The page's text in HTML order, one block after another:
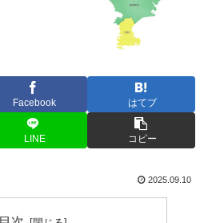
Facebook はてブ
LINE コピー
2025.09.10